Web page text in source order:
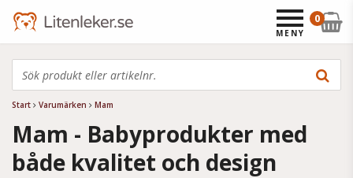
Start Varumärken Mam
Mam - Babyprodukter med
både kvalitet och design
0
MENY